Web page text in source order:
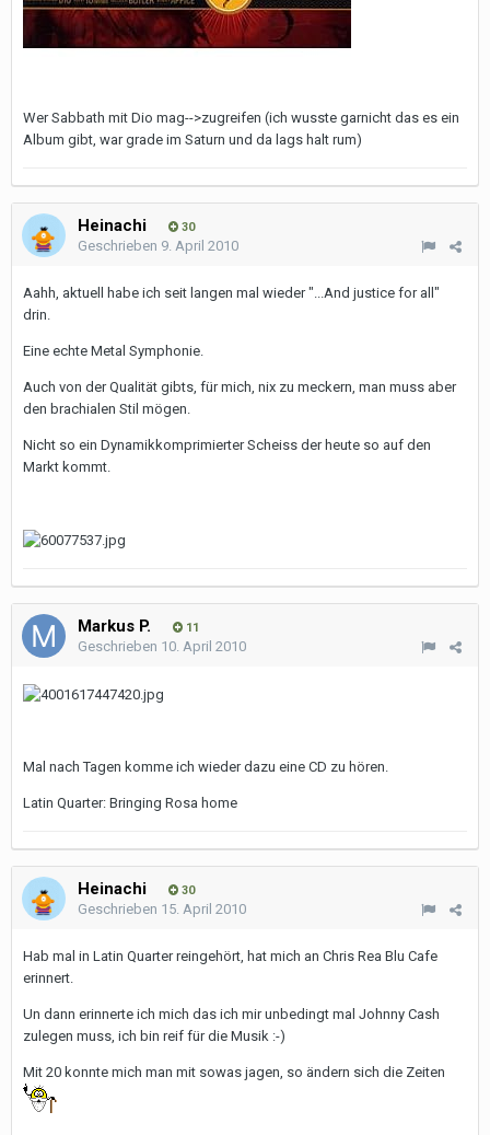
Wer Sabbath mit Dio mag-->zugreifen (ich wusste garnicht das es ein
Album gibt, war grade im Saturn und da lags halt rum)
Heinachi 30
Geschrieben 9. April 2010
Aahh, aktuell habe ich seit langen mal wieder "...And justice for all"
drin.
Eine echte Metal Symphonie.
Auch von der Qualität gibts, für mich, nix zu meckern, man muss aber
den brachialen Stil mögen.
Nicht so ein Dynamikkomprimierter Scheiss der heute so auf den
Markt kommt.
Markus P. 11
Geschrieben 10. April 2010
Mal nach Tagen komme ich wieder dazu eine CD zu hören.
Latin Quarter: Bringing Rosa home
Heinachi 30
Geschrieben 15. April 2010
Hab mal in Latin Quarter reingehört, hat mich an Chris Rea Blu Cafe
erinnert.
Un dann erinnerte ich mich das ich mir unbedingt mal Johnny Cash
zulegen muss, ich bin reif für die Musik :-)
Mit 20 konnte mich man mit sowas jagen, so ändern sich die Zeiten